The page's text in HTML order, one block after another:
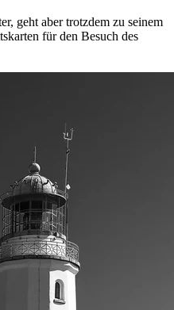
geht aber trotzdem zu seinem
für den Besuch des